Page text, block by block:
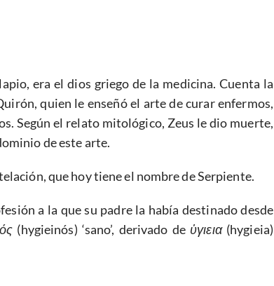
era el dios griego de la medicina. Cuenta la
quien le enseñó el arte de curar enfermos,
Según el relato mitológico, Zeus le dio muerte,
de este arte.
que hoy tiene el nombre de Serpiente.
a la que su padre la había destinado desde
ός (hygieinós) ‘sano’, derivado de ὑγιεια(hygieia)